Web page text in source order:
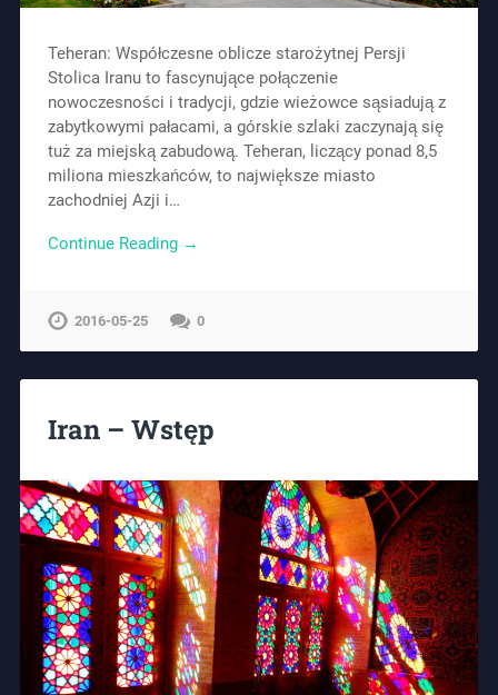
Teheran: Współczesne oblicze starożytnej Persji
Stolica Iranu to fascynujące połączenie
nowoczesności i tradycji, gdzie wieżowce sąsiadują z
zabytkowymi pałacami, a górskie szlaki zaczynają się
tuż za miejską zabudową. Teheran, liczący ponad 8,5
miliona mieszkańców, to największe miasto
zachodniej Azji i…
Continue Reading →
2016-05-25 0
Iran – Wstęp